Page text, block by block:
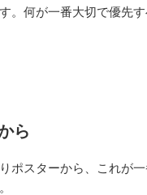
。何が一番大切で優先
ら
ポスターから、これが一